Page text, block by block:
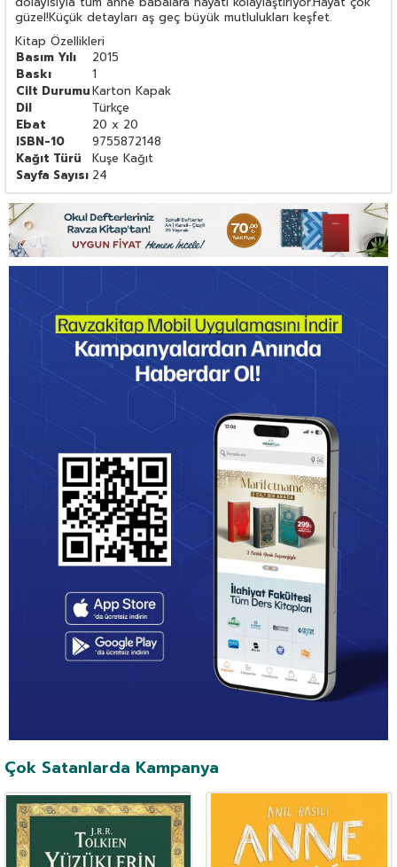
güzel!Küçük detayları aş geç büyük mutlulukları keşfet.
Kitap Özellikleri
Basım Yılı
2015
Baskı
1
Cilt DurumuKarton Kapak
Dil
Türkçe
Ebat
20 x 20
ISBN-10
9755872148
Kağıt Türü
Kuşe Kağıt
Sayfa Sayısı 24
Çok Satanlarda Kampanya